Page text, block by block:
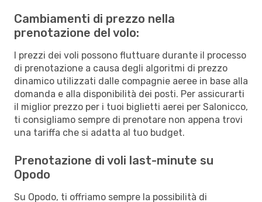
Cambiamenti di prezzo nella
prenotazione del volo:
I prezzi dei voli possono fluttuare durante il processo
di prenotazione a causa degli algoritmi di prezzo
dinamico utilizzati dalle compagnie aeree in base alla
domanda e alla disponibilità dei posti. Per assicurarti
il miglior prezzo per i tuoi biglietti aerei per Salonicco,
ti consigliamo sempre di prenotare non appena trovi
una tariffa che si adatta al tuo budget.
Prenotazione di voli last-minute su
Opodo
Su Opodo, ti offriamo sempre la possibilità di